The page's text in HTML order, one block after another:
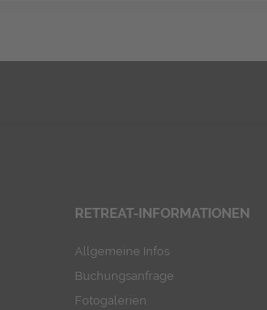
RETREAT-INFORMATIONEN
Allgemeine Infos
Buchungsanfrage
Fotogalerien